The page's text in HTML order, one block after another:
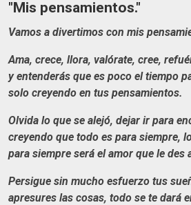
"Mis pensamientos."
Vamos a divertimos con mis
Ama, crece, llora, valórate, cree,
y entenderás que es poco el tiempo
solo creyendo en tus pensamientos.
Olvida lo que se alejó, dejar ir para
creyendo que todo es para siempre,
para siempre será el amor que le des
Persigue sin mucho esfuerzo tus
apresures las cosas, todo se te dará